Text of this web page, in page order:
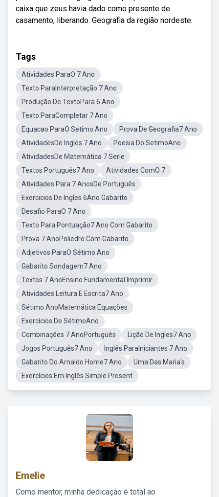
caixa que zeus havia dado como presente de
casamento, liberando. Geografia da região nordeste.
Tags
Atividades ParaO 7 Ano
Texto ParaInterpretação 7 Ano
Produção De TextoPara 6 Ano
Texto ParaCompletar 7 Ano
Equacao ParaO Setimo Ano
Prova De Geografia7 Ano
AtividadesDe Ingles 7 Ano
Poesia Do SetimoAno
AtividadesDe Matemática 7 Serie
Textos Português7 Ano
Atividades ComO 7
Atividades Para 7 AnosDe Português
Exercicios De Ingles 6Ano Gabarito
Desafio ParaO 7 Ano
Texto Para Pontuação7 Ano Com Gabarito
Prova 7 AnoPoliedro Com Gabarito
Adjetivos ParaO Sétimo Ano
Gabarito Sondagem7 Ano
Textos 7 AnoEnsino Fundamental Imprimir
Atividades Leitura E Escrita7 Ano
Sétimo AnoMatemática Equações
Exercícios De SétimoAno
Combinações 7 AnoPortuguês
Lição De Ingles7 Ano
Jogos Português7 Ano
Inglês ParaIniciantes 7 Ano
Gabarito Do Arnaldo Home7 Ano
Uma Das Maria's
Exercícios Em Inglês Simple Present
Emelie
Como mentor, minha dedicação é total ao